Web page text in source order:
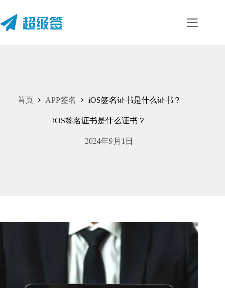
内
首页 APP签名 iOS签名证书是什么证书？
iOS签名证书是什么证书？
2024年9月1日